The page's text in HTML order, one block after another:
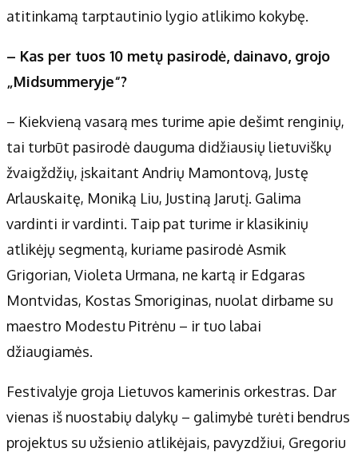
atitinkamą tarptautinio lygio atlikimo kokybę.
– Kas per tuos 10 metų pasirodė, dainavo, grojo
„Midsummeryje“?
– Kiekvieną vasarą mes turime apie dešimt renginių,
tai turbūt pasirodė dauguma didžiausių lietuviškų
žvaigždžių, įskaitant Andrių Mamontovą, Justę
Arlauskaitę, Moniką Liu, Justiną Jarutį. Galima
vardinti ir vardinti. Taip pat turime ir klasikinių
atlikėjų segmentą, kuriame pasirodė Asmik
Grigorian, Violeta Urmana, ne kartą ir Edgaras
Montvidas, Kostas Smoriginas, nuolat dirbame su
maestro Modestu Pitrėnu – ir tuo labai
džiaugiamės.
Festivalyje groja Lietuvos kamerinis orkestras. Dar
vienas iš nuostabių dalykų – galimybė turėti bendrus
projektus su užsienio atlikėjais, pavyzdžiui, Gregoriu